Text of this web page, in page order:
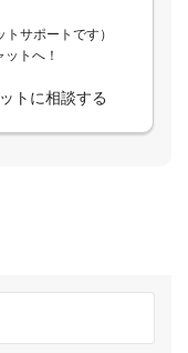
トサポートです）
トへ！
トに相談する